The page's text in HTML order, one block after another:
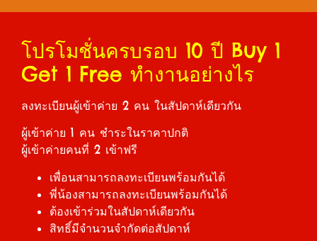
โปรโมชั่นครบรอบ 10 ปี Buy 1
Get 1 Free ทำงานอย่างไร
ลงทะเบียนผู้เข้าค่าย 2 คน ในสัปดาห์เดียวกัน
ผู้เข้าค่าย 1 คน ชำระในราคาปกติ
ผู้เข้าค่ายคนที่ 2 เข้าฟรี
เพื่อนสามารถลงทะเบียนพร้อมกันได้
พี่น้องสามารถลงทะเบียนพร้อมกันได้
ต้องเข้าร่วมในสัปดาห์เดียวกัน
สิทธิ์มีจำนวนจำกัดต่อสัปดาห์